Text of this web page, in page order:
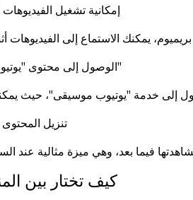
إمكانية تشغيل
الوصول إلى محتوى "يوتيوب موسيقى"
تنزيل المحتوى
كيف تختار بين